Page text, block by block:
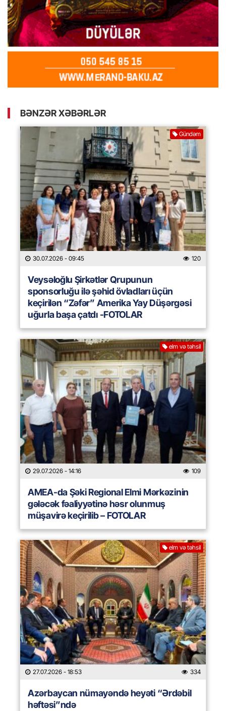
BƏNZƏR XƏBƏRLƏR
Gündəm
30.07.2026 - 09:45 120
Veysəloğlu Şirkətlər Qrupunun
sponsorluğu ilə şəhid övladları üçün
keçirilən “Zəfər” Amerika Yay Düşərgəsi
uğurla başa çatdı -FOTOLAR
elm və təhsil
29.07.2026 - 14:16 109
AMEA-da Şəki Regional Elmi Mərkəzinin
gələcək fəaliyyətinə həsr olunmuş
müşavirə keçirilib – FOTOLAR
elm və təhsil
27.07.2026 - 18:53 334
Azərbaycan nümayəndə heyəti “Ərdəbil
həftəsi”ndə